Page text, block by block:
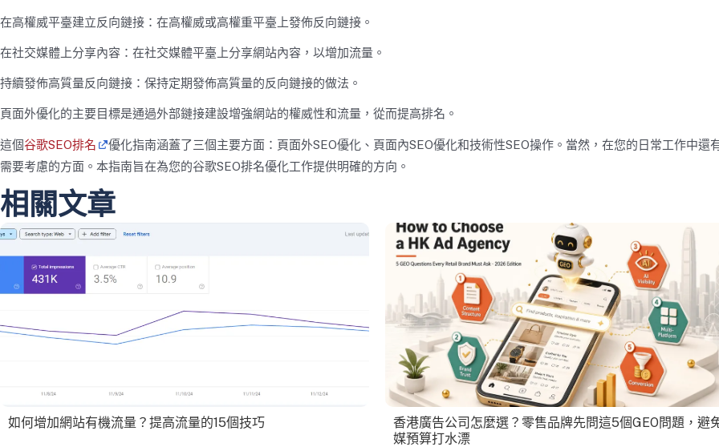
在高權威平臺建立反向鏈接：在高權威或高權重平臺上發佈反向鏈接。
在社交媒體上分享內容：在社交媒體平臺上分享網站內容，以增加流量。
持續發佈高質量反向鏈接：保持定期發佈高質量的反向鏈接的做法。
頁面外優化的主要目標是通過外部鏈接建設增強網站的權威性和流量，從而提高排名。
這個谷歌SEO排名
優化指南涵蓋了三個主要方面：頁面外SEO優化、頁面內SEO優化和技術性SEO操作。當然，在您的日常工作中還
需要考慮的方面。本指南旨在為您的谷歌SEO排名優化工作提供明確的方向。
相關文章
如何增加網站有機流量？提高流量的15個技巧
香港廣告公司怎麼選？零售品牌先問這5個GEO問題，避
媒預算打水漂